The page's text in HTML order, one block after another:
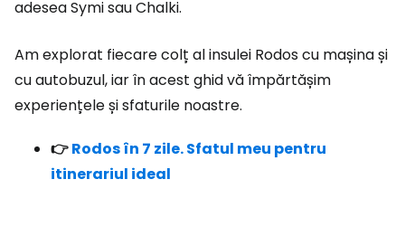
adesea Symi sau Chalki.
Am explorat fiecare colț al insulei Rodos cu mașina și
cu autobuzul, iar în acest ghid vă împărtășim
experiențele și sfaturile noastre.
👉Rodos în 7 zile. Sfatul meu pentru
itinerariul ideal